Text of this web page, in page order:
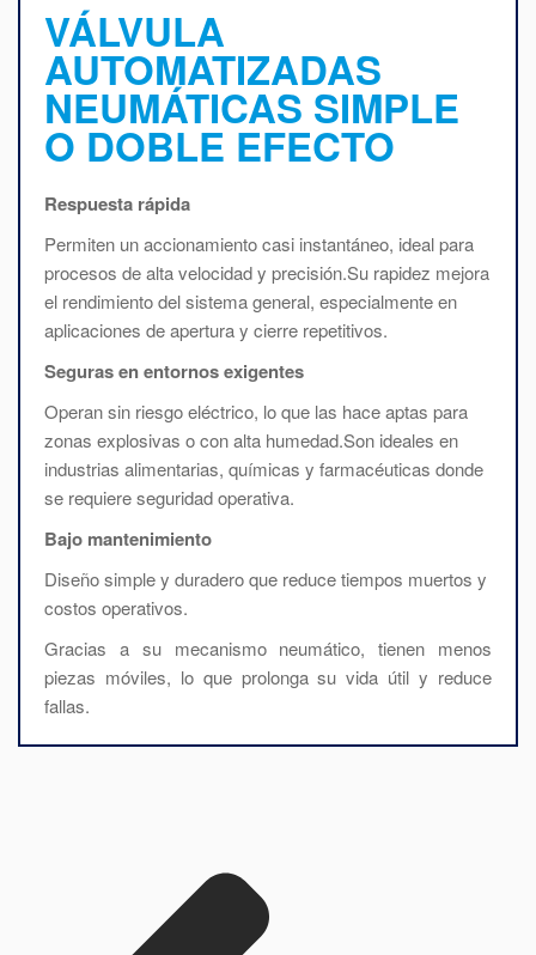
VÁLVULA
AUTOMATIZADAS
NEUMÁTICAS SIMPLE
O DOBLE EFECTO
Respuesta rápida
Permiten un accionamiento casi instantáneo, ideal para
procesos de alta velocidad y precisión.Su rapidez mejora
el rendimiento del sistema general, especialmente en
aplicaciones de apertura y cierre repetitivos.
Seguras en entornos exigentes
Operan sin riesgo eléctrico, lo que las hace aptas para
zonas explosivas o con alta humedad.Son ideales en
industrias alimentarias, químicas y farmacéuticas donde
se requiere seguridad operativa.
Bajo mantenimiento
Diseño simple y duradero que reduce tiempos muertos y
costos operativos.
Gracias a su mecanismo neumático, tienen menos
piezas móviles, lo que prolonga su vida útil y reduce
fallas.